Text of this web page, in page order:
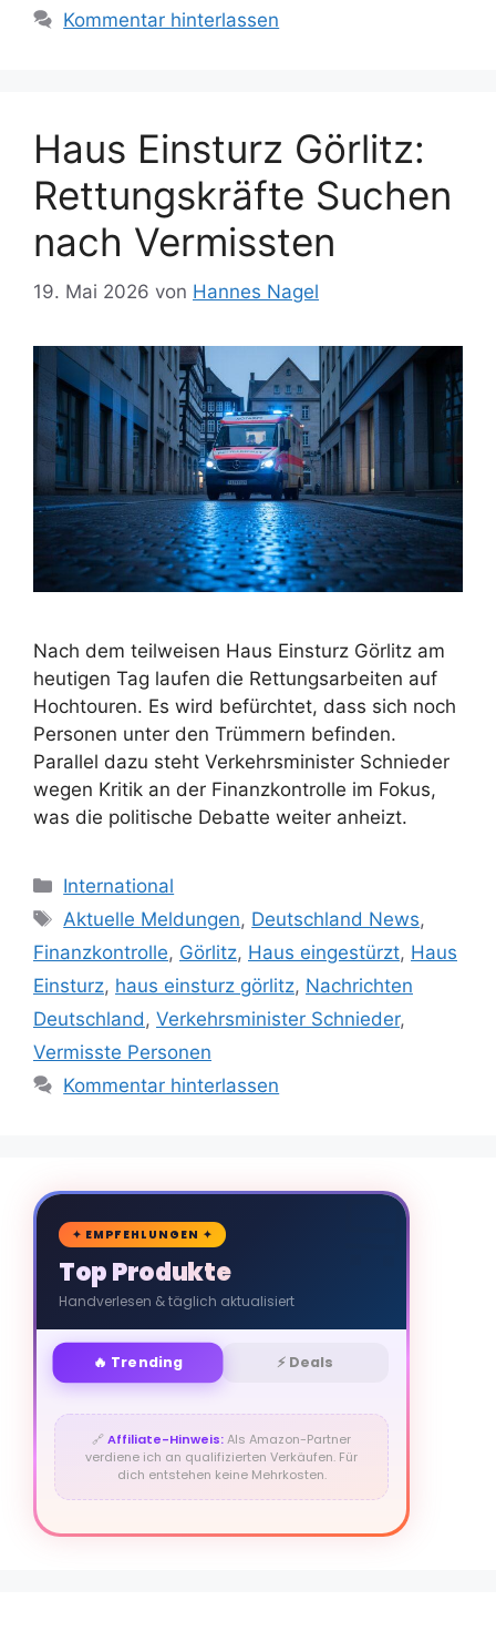
Kommentar hinterlassen
Haus Einsturz Görlitz:
Rettungskräfte Suchen
nach Vermissten
19. Mai 2026 von Hannes Nagel
Nach dem teilweisen Haus Einsturz Görlitz am
heutigen Tag laufen die Rettungsarbeiten auf
Hochtouren. Es wird befürchtet, dass sich noch
Personen unter den Trümmern befinden.
Parallel dazu steht Verkehrsminister Schnieder
wegen Kritik an der Finanzkontrolle im Fokus,
was die politische Debatte weiter anheizt.
Kategorien
International
Schlagwörter
Aktuelle Meldungen, Deutschland News,
Finanzkontrolle, Görlitz, Haus eingestürzt, Haus
Einsturz, haus einsturz görlitz, Nachrichten
Deutschland , Verkehrsminister Schnieder,
Vermisste Personen
Kommentar hinterlassen
🛒
✦ EMPFEHLUNGEN ✦
Top Produkte
Handverlesen & täglich aktualisiert
🔥 Trending ⚡ Deals
🔗Affiliate-Hinweis:Als Amazon-Partner
verdiene ich an qualifizierten Verkäufen. Für
dich entstehen keine Mehrkosten.